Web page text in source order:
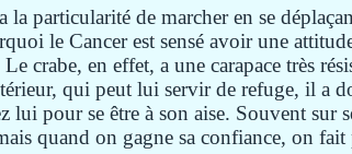
la particularité de marcher en se
le Cancer est sensé avoir une
crabe, en effet, a une carapace très
qui peut lui servir de refuge, il a
lui pour se être à son aise. Souvent sur
quand on gagne sa confiance, on fait